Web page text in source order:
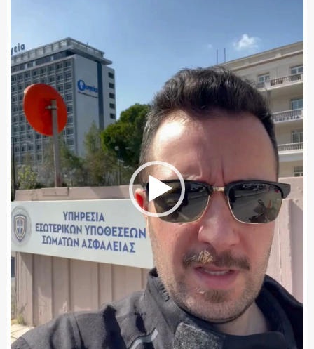
ΑΣΤΥΝΟΜΙΚΟ ΡΕΠΟΡΤΑΖ
Η ΦΩΝΗ ΣΟΥ
ΟΠΛΑ/ΕΞΟΠΛΙΣΜΟΣ
ΟΜΑΔΕΣ ΕΛ.ΑΣ.